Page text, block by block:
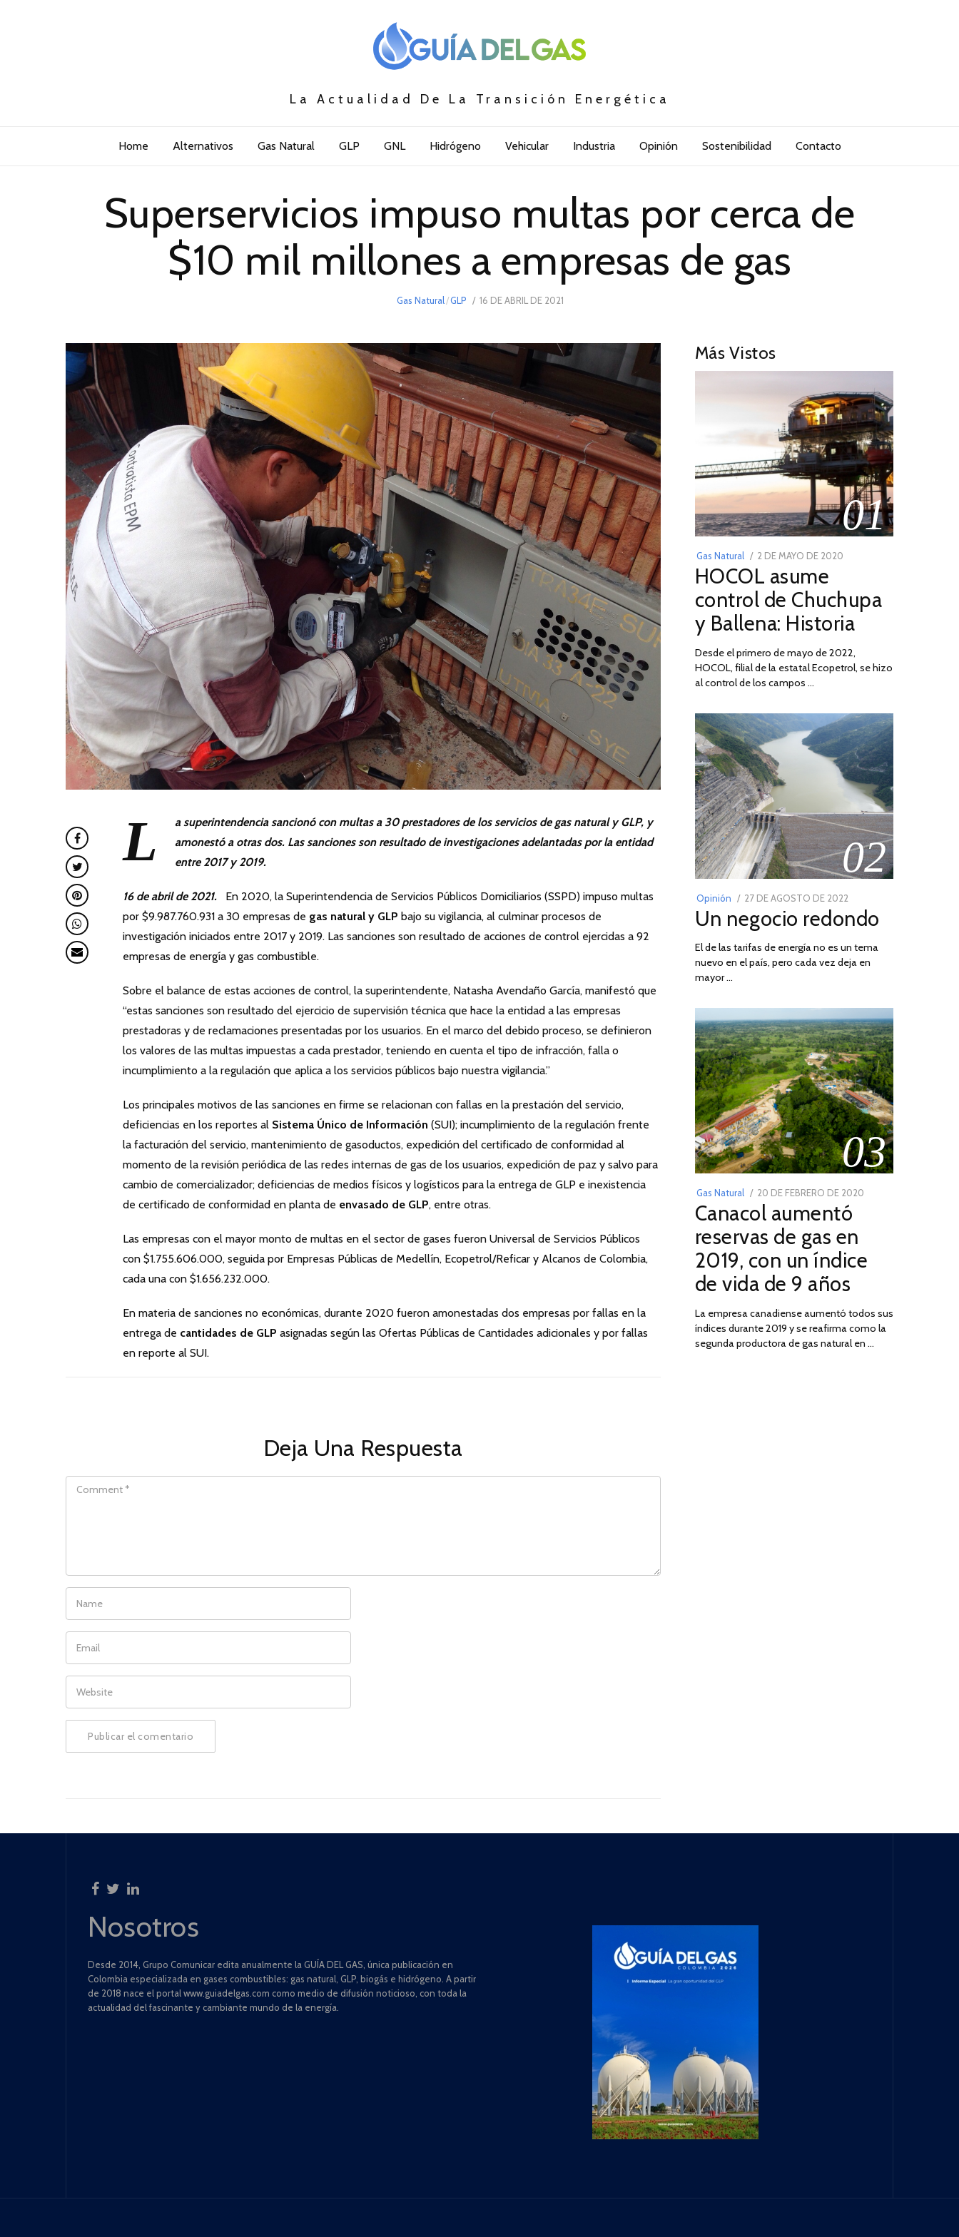
La Actualidad De La Transición Energética
Home Alternativos Gas Natural GLP GNL Hidrógeno Vehicular Industria Opinión Sostenibilidad Contacto
Superservicios impuso multas por cerca de
$10 mil millones a empresas de gas
Gas Natural/GLP
POSTED
16 DE ABRIL DE 2021
DE
2021
L
a superintendencia sancionó con multas a 30 prestadores de los servicios de gas natural y GLP, y
amonestó a otras dos. Las sanciones son resultado de investigaciones adelantadas por la entidad
entre 2017 y 2019.
16 de abril de 2021. En 2020, la Superintendencia de Servicios Públicos Domiciliarios (SSPD) impuso multas
por $9.987.760.931 a 30 empresas de gas natural y GLP bajo su vigilancia, al culminar procesos de
investigación iniciados entre 2017 y 2019. Las sanciones son resultado de acciones de control ejercidas a 92
empresas de energía y gas combustible.
Sobre el balance de estas acciones de control, la superintendente, Natasha Avendaño García, manifestó que
“estas sanciones son resultado del ejercicio de supervisión técnica que hace la entidad a las empresas
prestadoras y de reclamaciones presentadas por los usuarios. En el marco del debido proceso, se definieron
los valores de las multas impuestas a cada prestador, teniendo en cuenta el tipo de infracción, falla o
incumplimiento a la regulación que aplica a los servicios públicos bajo nuestra vigilancia.”
Los principales motivos de las sanciones en firme se relacionan con fallas en la prestación del servicio,
deficiencias en los reportes al Sistema Único de Información (SUI); incumplimiento de la regulación frente
la facturación del servicio, mantenimiento de gasoductos, expedición del certificado de conformidad al
momento de la revisión periódica de las redes internas de gas de los usuarios, expedición de paz y salvo para
cambio de comercializador; deficiencias de medios físicos y logísticos para la entrega de GLP e inexistencia
de certificado de conformidad en planta de envasado de GLP, entre otras.
Las empresas con el mayor monto de multas en el sector de gases fueron Universal de Servicios Públicos
con $1.755.606.000, seguida por Empresas Públicas de Medellín, Ecopetrol/Reficar y Alcanos de Colombia,
cada una con $1.656.232.000.
En materia de sanciones no económicas, durante 2020 fueron amonestadas dos empresas por fallas en la
entrega de cantidades de GLP asignadas según las Ofertas Públicas de Cantidades adicionales y por fallas
en reporte al SUI.
Deja Una Respuesta
COMMENT
NAME
EMAIL
WEBSITE
Más Vistos
01
Gas Natural
POSTED
ON
2 DE MAYO DE 2020
DE
2026
HOCOL asume
control de Chuchupa
y Ballena: Historia
Desde el primero de mayo de 2022,
HOCOL, filial de la estatal Ecopetrol, se hizo
al control de los campos …
02
Opinión
POSTED
ON
27 DE AGOSTO DE 2022
DE
DE
2022
Un negocio redondo
El de las tarifas de energía no es un tema
nuevo en el país, pero cada vez deja en
mayor …
03
Gas Natural
POSTED
ON
20 DE FEBRERO DE 2020
2025
Canacol aumentó
reservas de gas en
2019, con un índice
de vida de 9 años
La empresa canadiense aumentó todos sus
índices durante 2019 y se reafirma como la
segunda productora de gas natural en …
Nosotros
Desde 2014, Grupo Comunicar edita anualmente la GUÍA DEL GAS, única publicación en
Colombia especializada en gases combustibles: gas natural, GLP, biogás e hidrógeno. A partir
de 2018 nace el portal www.guiadelgas.com como medio de difusión noticioso, con toda la
actualidad del fascinante y cambiante mundo de la energía.